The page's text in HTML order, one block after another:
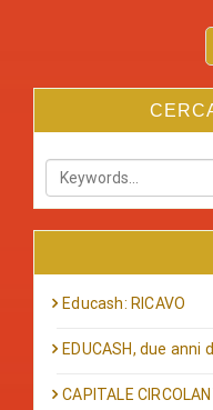
Educash: RICAVO
EDUCASH, due anni
CAPITALE